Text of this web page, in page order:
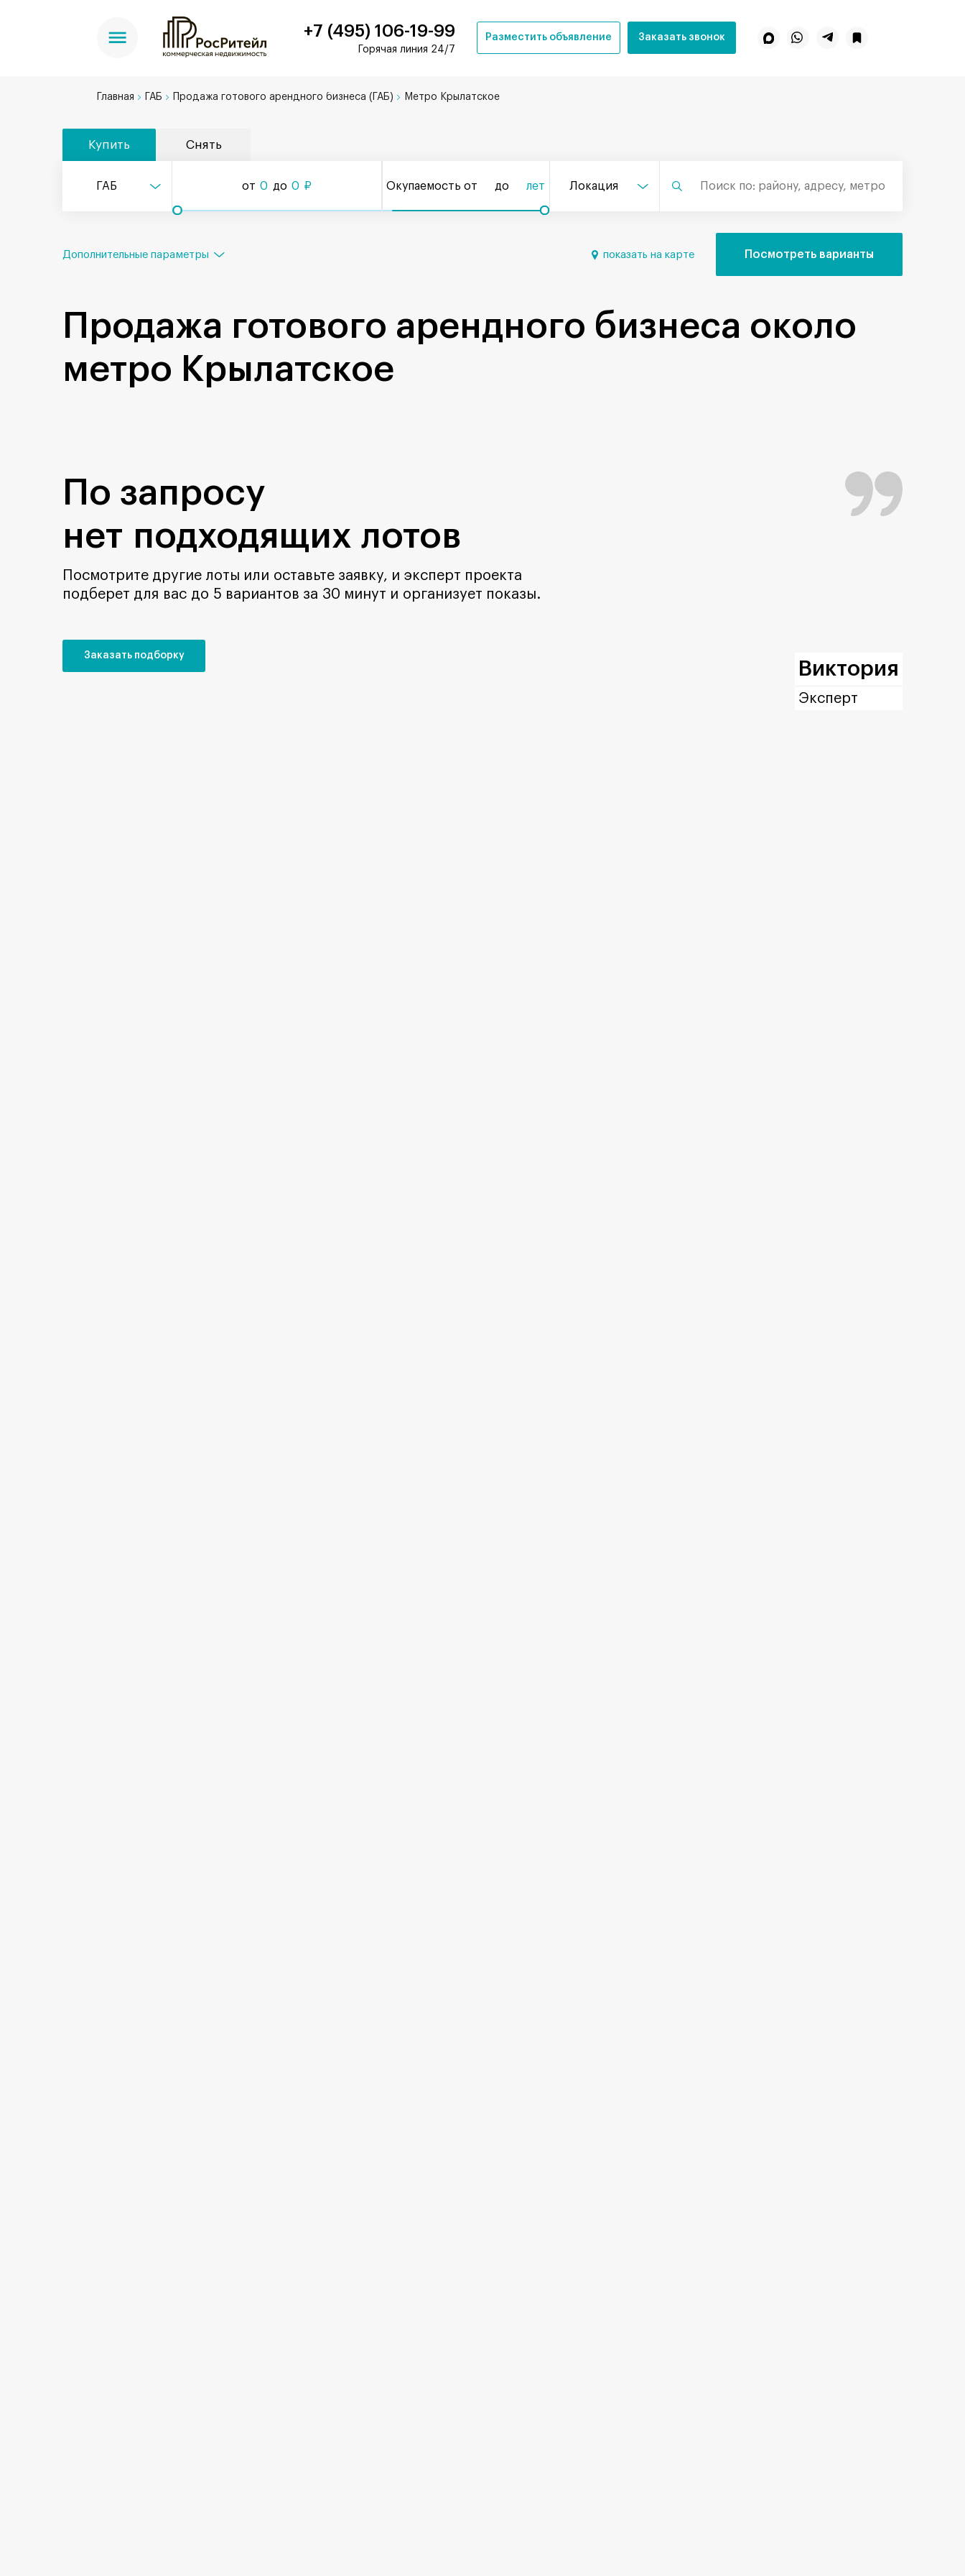
+7 (495) 106-19-99
Горячая линия 24/7
Разместить объявление Заказать звонок
Главная ГАБ Продажа готового арендного бизнеса (ГАБ) Метро Крылатское
Купить Снять
ГАБ от 0 до 0 ₽ Окупаемость от до лет Локация
Дополнительные параметры показать на карте Посмотреть варианты
Продажа готового арендного бизнеса около
метро Крылатское
По запросу
нет подходящих лотов
Посмотрите другие лоты или оставьте заявку, и эксперт проекта
подберет для вас до 5 вариантов за 30 минут и организует показы.
Заказать подборку
Виктория
Эксперт